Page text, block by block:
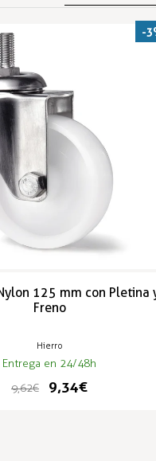
125 mm con Pletina
Freno
Hierro
Entrega en 24/48h
9,62 €
9,34 €
-